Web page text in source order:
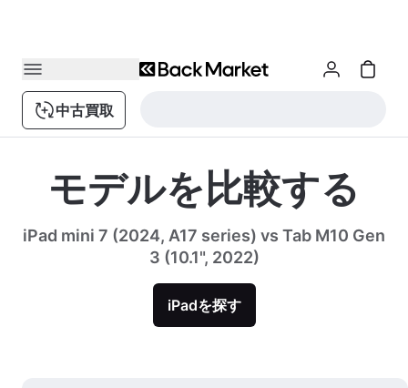
中古買取
モデルを比較する
iPad mini 7 (2024, A17 series) vs Tab M10 Gen
3 (10.1", 2022)
iPadを探す